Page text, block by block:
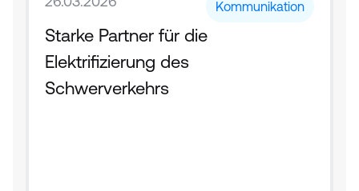
Kommunikation
Starke Partner für die
Elektrifizierung des
Schwerverkehrs